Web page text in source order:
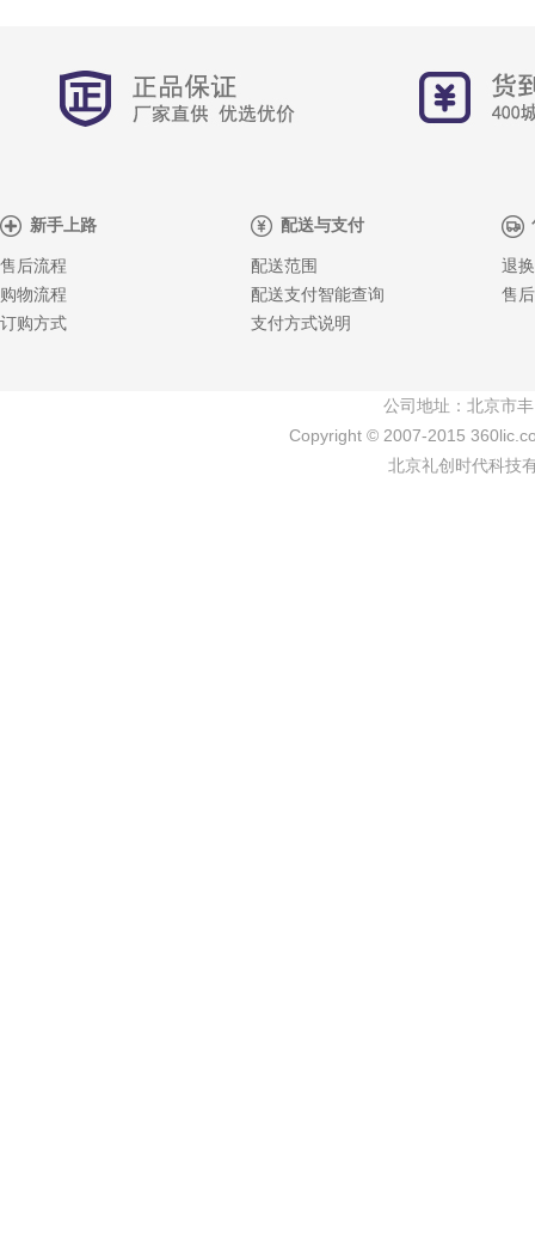
新手上路
售后流程
购物流程
订购方式
配送与支付
配送范围
配送支付智能查询
支付方式说明
退
售
公司地址：北京市
Copyright © 2007-2015
北京礼创时代科技